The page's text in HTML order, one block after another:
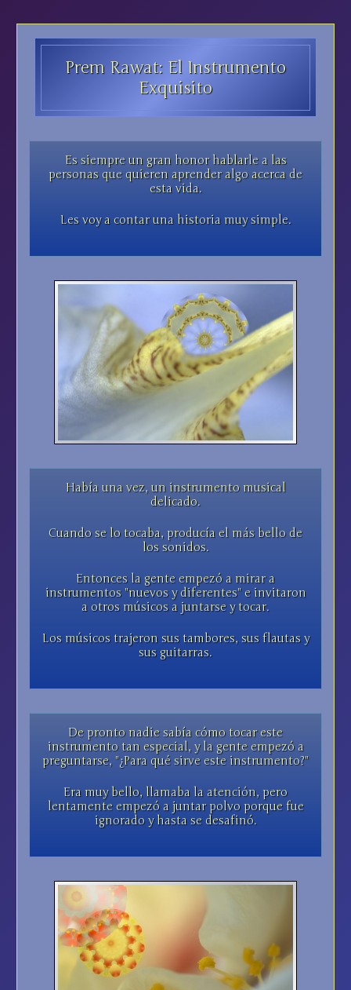
Prem Rawat: El Instrumento
Exquisito
Es siempre un gran honor hablarle a las
personas que quieren aprender algo acerca de
esta vida.
Les voy a contar una historia muy simple.
Había una vez, un instrumento musical
delicado.
Cuando se lo tocaba, producía el más bello de
los sonidos.
Entonces la gente empezó a mirar a
instrumentos "nuevos y diferentes" e invitaron
a otros músicos a juntarse y tocar.
Los músicos trajeron sus tambores, sus flautas y
sus guitarras.
De pronto nadie sabía cómo tocar este
instrumento tan especial, y la gente empezó a
preguntarse, "¿Para qué sirve este instrumento?"
Era muy bello, llamaba la atención, pero
lentamente empezó a juntar polvo porque fue
ignorado y hasta se desafinó.